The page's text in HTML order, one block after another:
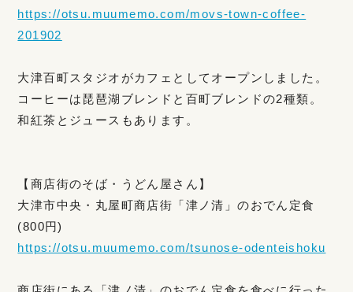
https://otsu.muumemo.com/movs-town-coffee-
201902
大津百町スタジオがカフェとしてオープンしました。
コーヒーは琵琶湖ブレンドと百町ブレンドの2種類。
和紅茶とジュースもあります。
【商店街のそば・うどん屋さん】
大津市中央・丸屋町商店街「津ノ清」のおでん定食
(800円)
https://otsu.muumemo.com/tsunose-odenteishoku